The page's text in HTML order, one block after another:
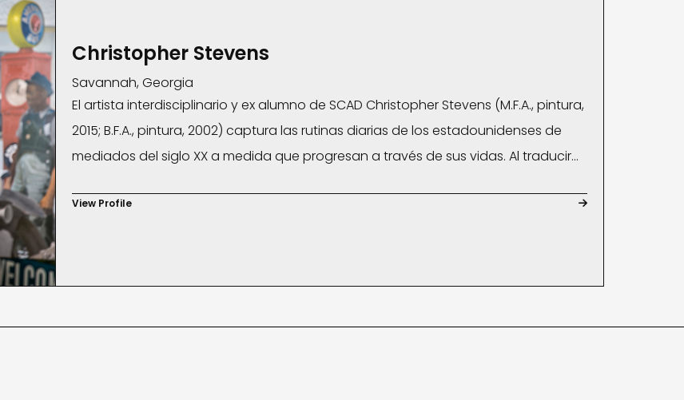
Christopher Stevens
Savannah, Georgia
El artista interdisciplinario y ex alumno de SCAD Christopher Stevens (M.F.A., pintura,
2015; B.F.A., pintura, 2002) captura las rutinas diarias de los estadounidenses de
mediados del siglo XX a medida que progresan a través de sus vidas. Al traducir
Curtis, Nebraska, entre otros— en pinturas, Stevens eleva lo que de otro modo
Unidos posteriores a la Segunda Guerra Mundial y desafía las expectativas
View Profile 